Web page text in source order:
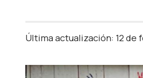
Última actualización: 12 de